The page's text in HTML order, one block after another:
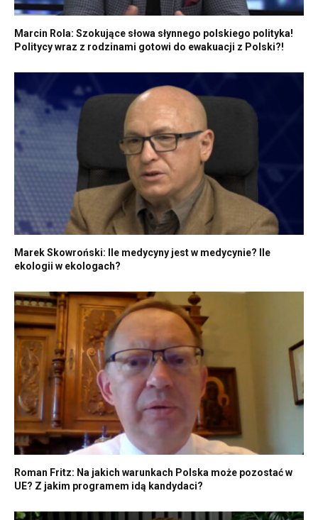
Marcin Rola: Szokujące słowa słynnego polskiego polityka!
Politycy wraz z rodzinami gotowi do ewakuacji z Polski?!
Marek Skowroński: Ile medycyny jest w medycynie? Ile
ekologii w ekologach?
Roman Fritz: Na jakich warunkach Polska może pozostać w
UE? Z jakim programem idą kandydaci?